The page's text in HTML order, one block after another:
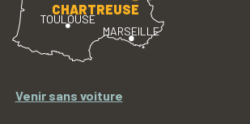
TOULOUSE
MARSEILLE
CHARTREUSE
Venir sans voiture